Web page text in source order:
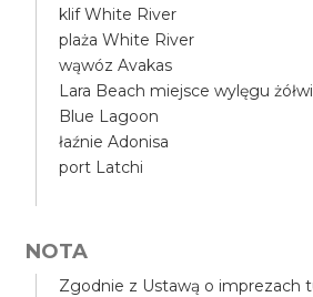
klif White River
plaża White River
wąwóz Avakas
Lara Beach miejsce wylęgu żółwi
Blue Lagoon
łaźnie Adonisa
port Latchi
NOTA
Zgodnie z Ustawą o imprezach